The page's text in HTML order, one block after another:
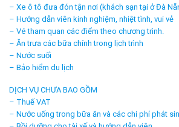
– Xe ô tô đưa đón tận nơi (khách sạn tại ở Đà
– Hướng dẫn viên kinh nghiệm, nhiệt tình, vui vẻ
– Vé tham quan các điểm theo chương trình.
– Ăn trưa các bữa chính trong lịch trình
– Nước suối
– Bảo hiểm du lịch
DỊCH VỤ CHƯA BAO GỒM
– Thuế VAT
– Nước uống trong bữa ăn và các chi phí phát